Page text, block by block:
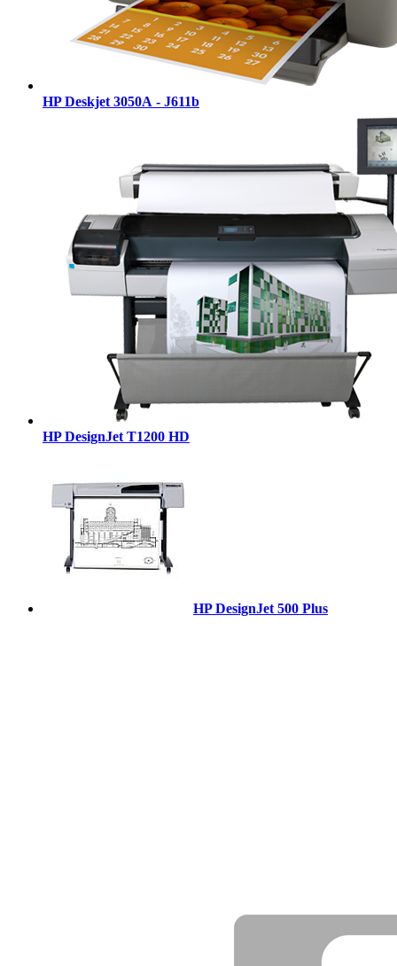
HP Deskjet 3050А - J611b
HP DesignJet T1200 HD
HP DesignJet 500 Plus